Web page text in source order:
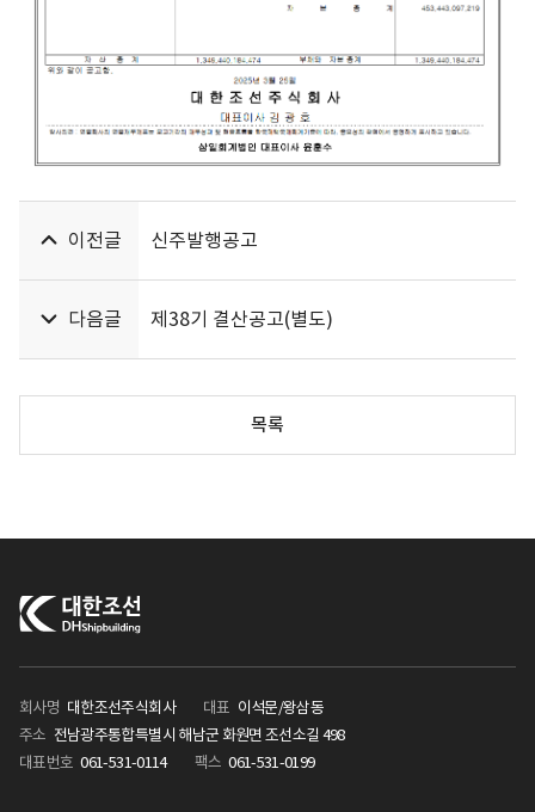
이전글 신주발행공고
다음글 제38기 결산공고(별도)
목록
회사명 대한조선주식회사 대표 이석문/왕삼동
주소 전남광주통합특별시 해남군 화원면 조선소길 498
대표번호 061-531-0114 팩스 061-531-0199